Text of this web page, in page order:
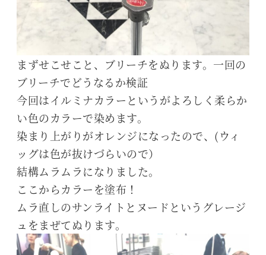
まずせこせこと、ブリーチをぬります。一回の
ブリーチでどうなるか検証
今回はイルミナカラーというがよろしく柔らか
い色のカラーで染めます。
染まり上がりがオレンジになったので、(ウィ
ッグは色が抜けづらいので）
結構ムラムラになりました。
ここからカラーを塗布！
ムラ直しのサンライトとヌードというグレージ
ュをまぜてぬります。